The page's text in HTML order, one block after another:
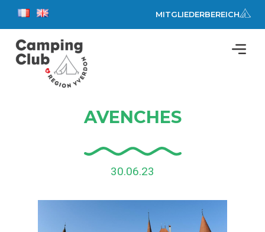
MITGLIEDERBEREICH
AVENCHES
30.06.23